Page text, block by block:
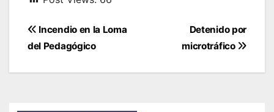
Navegación
de
Detenido por
microtráfico
Incendio en la Loma
del Pedagógico